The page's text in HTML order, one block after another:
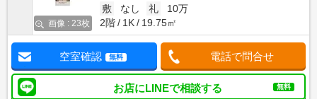
画像 : 23枚
敷 なし 礼
10万
2階
1K 19.75㎡
空室確認 無料 電話で問合せ
お店にLINEで相談する 無料